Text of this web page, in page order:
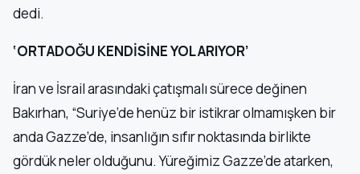
dedi.
‘ORTADOĞU KENDİSİNE YOL ARIYOR’
İran ve İsrail arasındaki çatışmalı sürece değinen
Bakırhan, “Suriye’de henüz bir istikrar olmamışken bir
anda Gazze’de, insanlığın sıfır noktasında birlikte
gördük neler olduğunu. Yüreğimiz Gazze’de atarken,